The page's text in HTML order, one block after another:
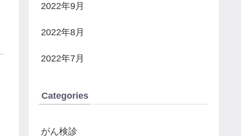
2022年9月
2022年8月
2022年7月
Categories
がん検診